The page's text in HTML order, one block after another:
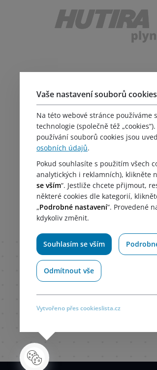
Produkty
Servis
Kariéra
Školení
Obchodní podmínky
Reklamační řád
Formulář pro odstoupení od
Poučení kupujícího
Zásady zpracování ochrany
Vaše nastavení souborů cookies
Na této webové stránce používáme
technologie (společně též
používání souborů cookies jsou
osobních údajů.
Pokud souhlasíte s použitím všech
analytických i reklamních), klikněte
se vším“. Jestliže chcete přijmout,
některé cookies dle kategorií,
„Podrobné nastavení“. Provedené
kdykoliv změnit.
Souhlasím se vším
Odmítnout vše
Vytvořeno přes cookieslista.cz